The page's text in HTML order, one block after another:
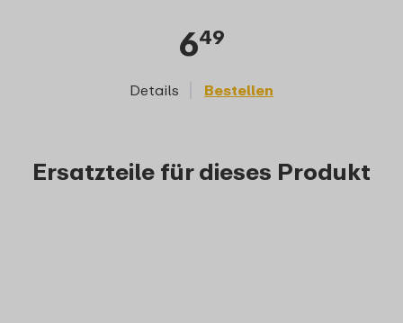
649
Details Bestellen
Ersatzteile für dieses Produkt